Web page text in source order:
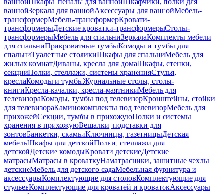
ваннойШкафы, пеналы для ваннойШкафчики, полки для
ваннойЗеркала для ваннойАксессуары для ваннойМебель-
трансформерМебель-трансформерКровати-
трансформерыДетские кроватки-трансформерыСтолы-
трансформерыМебель для спальниЗеркалаКомплекты мебели
для спальниПрикроватные тумбыКомоды и тумбы для
спальниТуалетные столикиШкафы для спальниМебель для
жилых комнатДиваны, кресла для домаШкафы, стенки,
секцииПолки, стеллажи, системы храненияСтулья,
креслаКомоды и тумбыЖурнальные столы, столы-
книгиКресла-качалки, кресла-маятникиМебель для
телевизораКомоды, тумбы под телевизорКронштейны, стойки
для телевизораКаминокомплекты под телевизорМебель для
прихожейСекции, тумбы в прихожуюПолки и системы
хранения в прихожуюВешалки, подставки для
зонтовБанкетки, скамьиКлючницы, газетницыДетская
мебельШкафы для детскойПолки, стеллажи для
детскойДетские комодыКровати детскиеДетские
матрасыМатрасы в кроваткуНаматрасники, защитные чехлы
детскиеМебель для детского садаМебельная фурнитура и
аксессуарыКомплектующие для столовКомплектующие для
стульевКомплектующие для кроватей и кроватокАксессуары